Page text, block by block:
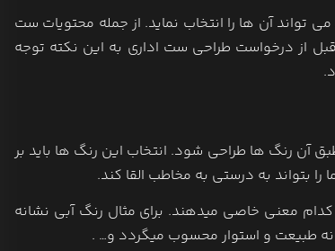
تواند آن ها را انتخاب نماید. از جمله محتویات ست
از درخواست طراحی ست اداری به این نکته توجه
رنگ ها طراحی شود. انتخاب این رنگ ها باید بر
به درستی به مخاطب القا کند.
معنی خاصی میدهند. برای مثال رنگ آبی نشانه
طبیعت و استوار محسوب میگردد و… .